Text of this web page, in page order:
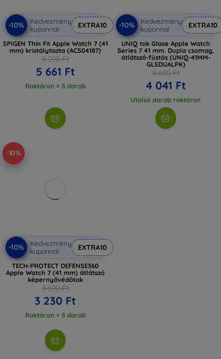
-10%
Kedvezmény
kuponnal
EXTRA10
SPIGEN Thin Fit Apple Watch 7 (41
mm) kristálytiszta (ACS04187)
6 290 Ft
5 661 Ft
Raktáron > 5 darab
-10%
Kedvezmény
kuponnal
EXTRA10
UNIQ tok Glase Apple Watch
Series 7 41 mm. Dupla csomag,
átlátszó-füstös (UNIQ-41MM-
GLSDUALPK)
8 690 Ft
4 041 Ft
Utolsó darab raktáron
-10%
-10%
Kedvezmény
kuponnal
EXTRA10
TECH-PROTECT DEFENSE360
Apple Watch 7 (41 mm) átlátszó
képernyővédőtok
3 590 Ft
3 230 Ft
Raktáron > 5 darab